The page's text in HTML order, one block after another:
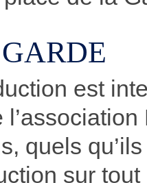
est
quels
sur